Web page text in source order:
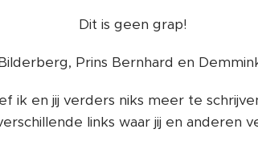
Dit is geen grap!
Prins Bernhard en
ik en jij verders niks meer te
links waar jij en anderen